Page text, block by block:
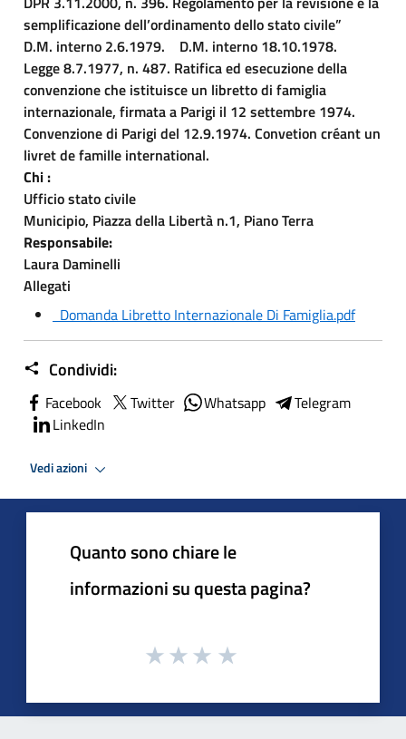
semplificazione dell’ordinamento dello stato civile”
D.M. interno 2.6.1979. D.M. interno 18.10.1978.
Legge 8.7.1977, n. 487. Ratifica ed esecuzione della
convenzione che istituisce un libretto di famiglia
internazionale, firmata a Parigi il 12 settembre 1974.
Convenzione di Parigi del 12.9.1974. Convetion créant un
livret de famille international.
Chi :
Ufficio stato civile
Municipio, Piazza della Libertà n.1, Piano Terra
Responsabile:
Laura Daminelli
Allegati
Domanda Libretto Internazionale Di Famiglia.pdf
Condividi:
Facebook Twitter Whatsapp
Telegram
LinkedIn
Vedi azioni
Quanto sono chiare le
informazioni su questa pagina?